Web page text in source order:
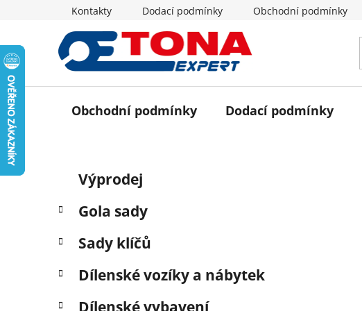
Kontakty Dodací podmínky Obchodní podmínky
Obchodní podmínky Dodací podmínky
s
r
n
n
Přeskočit
kategorie
e
o
i
Výprodej
Gola sady
Sady klíčů
Dílenské vozíky a nábytek
Dílenské vybavení